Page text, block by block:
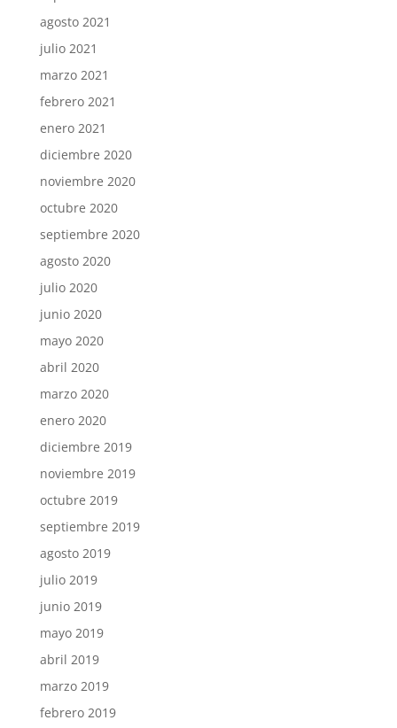
agosto 2021
julio 2021
marzo 2021
febrero 2021
enero 2021
diciembre 2020
noviembre 2020
octubre 2020
septiembre 2020
agosto 2020
julio 2020
junio 2020
mayo 2020
abril 2020
marzo 2020
enero 2020
diciembre 2019
noviembre 2019
octubre 2019
septiembre 2019
agosto 2019
julio 2019
junio 2019
mayo 2019
abril 2019
marzo 2019
febrero 2019